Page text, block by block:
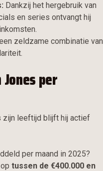
Dankzij het hergebruik van
en series ontvangt hij
zeldzame combinatie van
per
zijn leeftijd blijft hij actief
per maand in 2025?
tussen de €400.000 en